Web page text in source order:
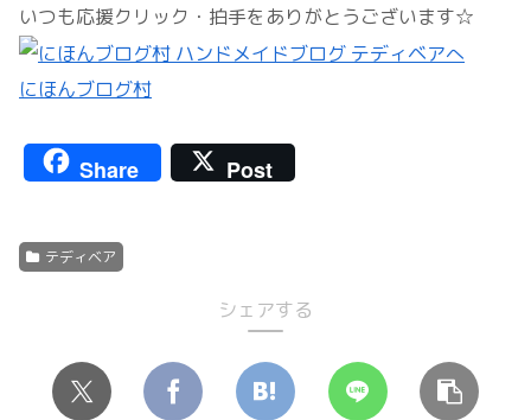
いつも応援クリック・拍手をありがとうございます☆
にほんブログ村
Share Post
テディベア
シェアする